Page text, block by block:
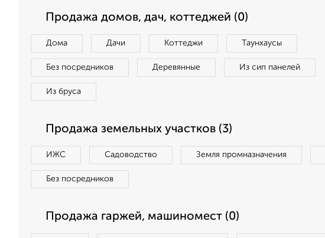
Продажа домов, дач, коттеджей (0)
Дома Дачи Коттеджи Таунхаусы
Без посредников Деревянные Из сип панелей
Из бруса
Продажа земельных участков (3)
ИЖС Садоводство Земля промназначения
Без посредников
Продажа гаржей, машиномест (0)